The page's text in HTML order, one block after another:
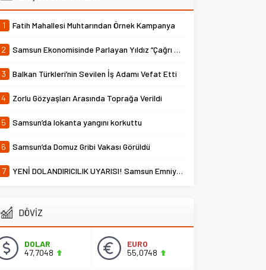
1 Fatih Mahallesi Muhtarından Örnek Kampanya
2 Samsun Ekonomisinde Parlayan Yıldız “Çağrı Temper”
3 Balkan Türkleri’nin Sevilen İş Adamı Vefat Etti
4 Zorlu Gözyaşları Arasında Toprağa Verildi
5 Samsun’da lokanta yangını korkuttu
6 Samsun’da Domuz Gribi Vakası Görüldü
7 YENİ DOLANDIRICILIK UYARISI! Samsun Emniyet Müdürlüğü Uyardı
DÖVİZ
DOLAR
47,7048
EURO
55,0748